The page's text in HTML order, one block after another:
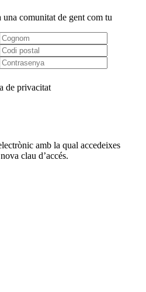
una comunitat de gent com tu
de privacitat
amb la qual accedeixes
clau d’accés.